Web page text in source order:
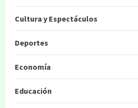
Cultura y Espectáculos
Deportes
Economía
Educación